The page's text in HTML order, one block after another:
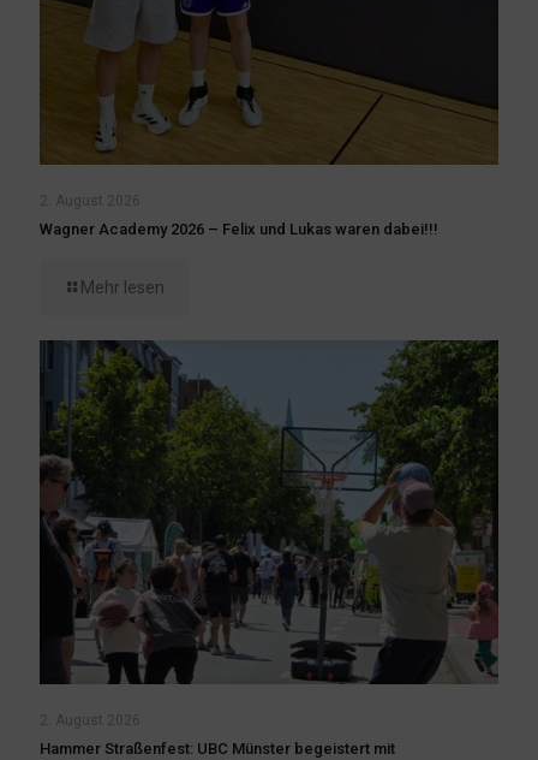
2. August 2026
Wagner Academy 2026 – Felix und Lukas waren dabei!!!
Mehr lesen
2. August 2026
Hammer Straßenfest: UBC Münster begeistert mit